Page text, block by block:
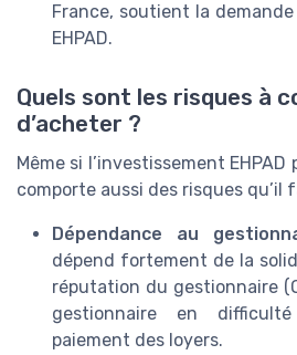
France, soutient la
EHPAD.
Quels sont les risques à
d’acheter ?
Même si l’investissement
comporte aussi des risques qu’il
Dépendance au
dépend fortement de la
réputation du gestionnaire
gestionnaire en
paiement des loyers.